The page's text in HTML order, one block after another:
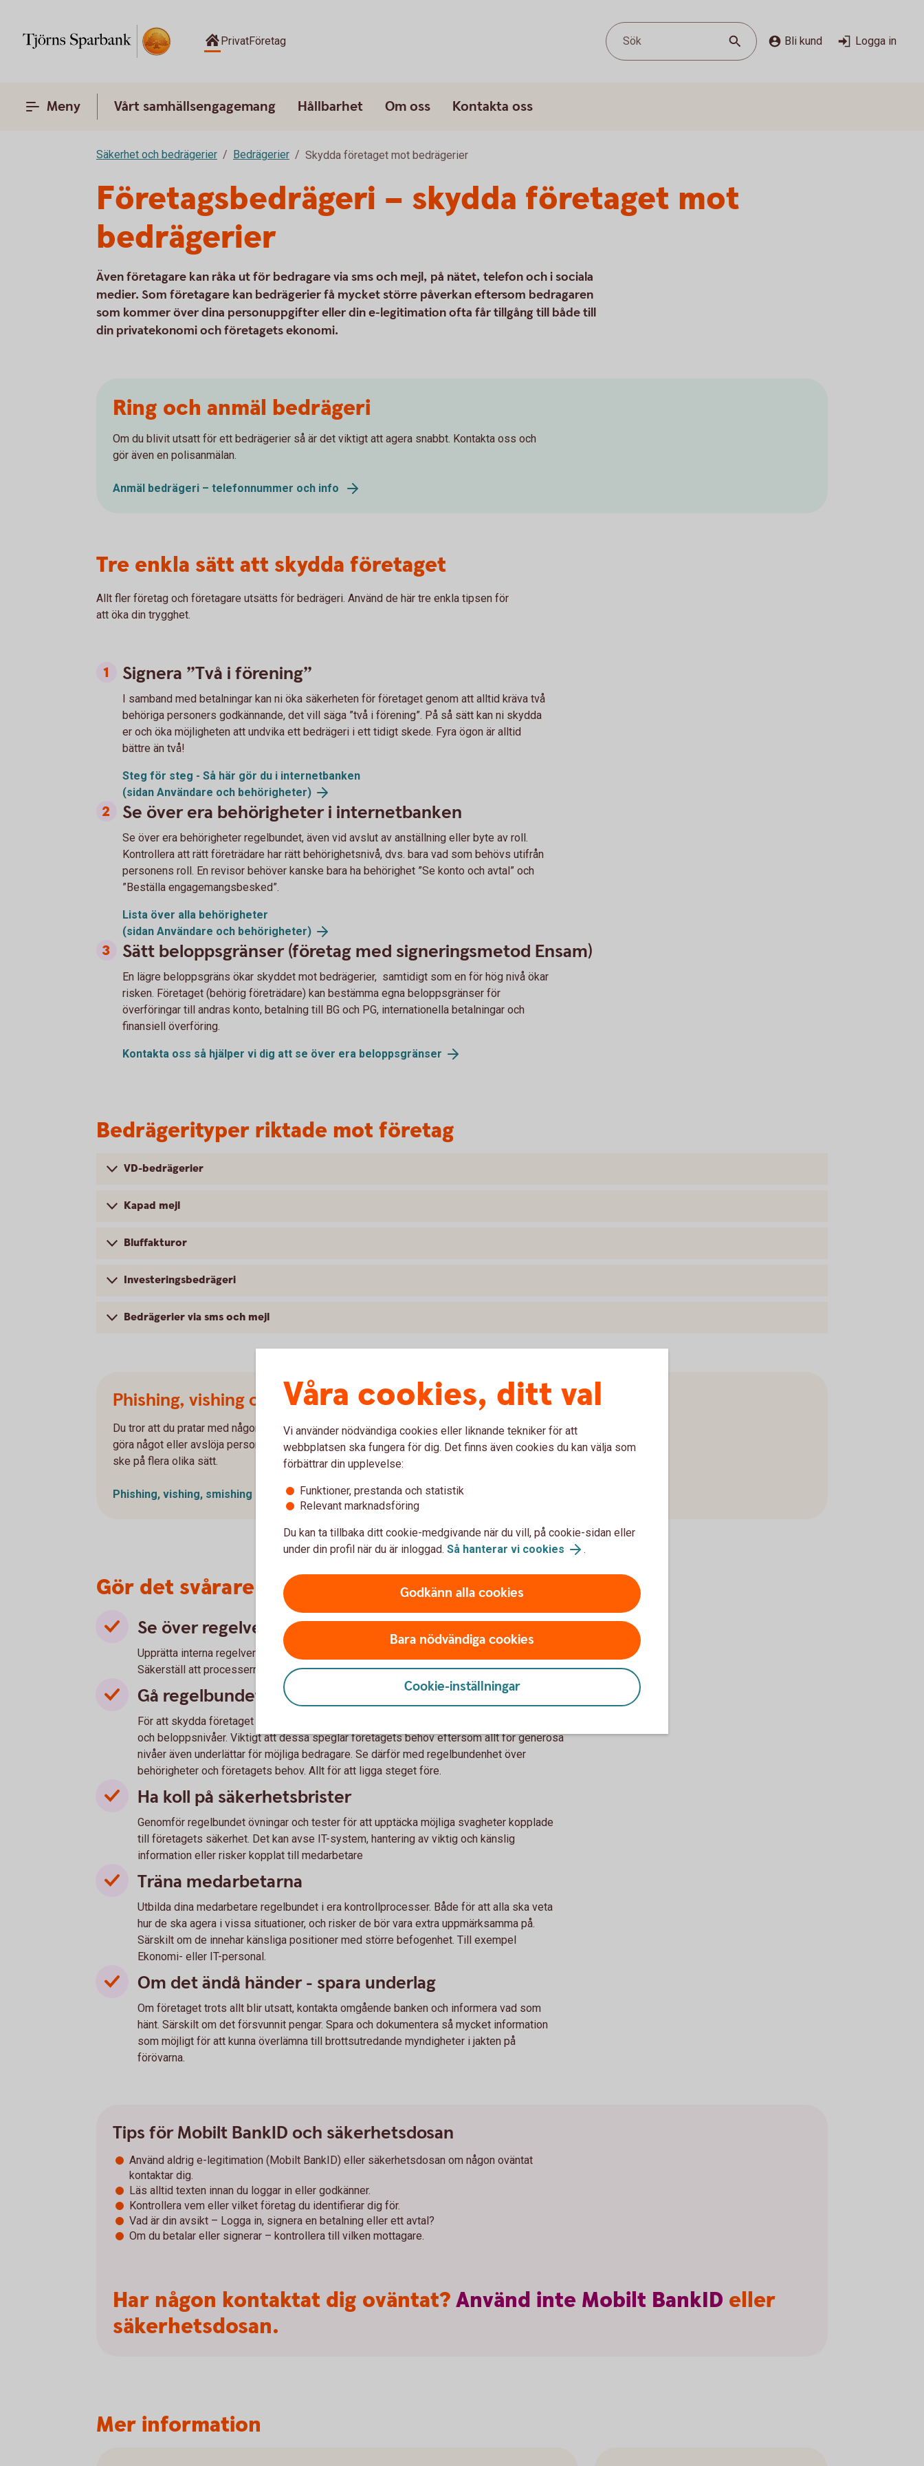
PrivatFöretag Sök Bli kund Logga in
Meny Vårt samhällsengagemang Hållbarhet Om oss Kontakta oss
Säkerhet och bedrägerier Bedrägerier Skydda företaget mot bedrägerier
Företagsbedrägeri – skydda företaget mot
bedrägerier
Även företagare kan råka ut för bedragare via sms och mejl, på nätet, telefon och i sociala
medier. Som företagare kan bedrägerier få mycket större påverkan eftersom bedragaren
som kommer över dina personuppgifter eller din e-legitimation ofta får tillgång till både till
din privatekonomi och företagets ekonomi.
Ring och anmäl bedrägeri
Om du blivit utsatt för ett bedrägerier så är det viktigt att agera snabbt. Kontakta oss och
gör även en polisanmälan.
Anmäl bedrägeri – telefonnummer och info
Tre enkla sätt att skydda företaget
Allt fler företag och företagare utsätts för bedrägeri. Använd de här tre enkla tipsen för
att öka din trygghet.
Signera ”Två i förening”
I samband med betalningar kan ni öka säkerheten för företaget genom att alltid kräva två
behöriga personers godkännande, det vill säga ”två i förening”. På så sätt kan ni skydda
er och öka möjligheten att undvika ett bedrägeri i ett tidigt skede. Fyra ögon är alltid
bättre än två!
Steg för steg - Så här gör du i internetbanken
(sidan Användare och behörigheter)
Se över era behörigheter i internetbanken
Se över era behörigheter regelbundet, även vid avslut av anställning eller byte av roll.
Kontrollera att rätt företrädare har rätt behörighetsnivå, dvs. bara vad som behövs utifrån
personens roll. En revisor behöver kanske bara ha behörighet ”Se konto och avtal” och
”Beställa engagemangsbesked”.
Lista över alla behörigheter
(sidan Användare och behörigheter)
Sätt beloppsgränser (företag med signeringsmetod Ensam)
En lägre beloppsgräns ökar skyddet mot bedrägerier, samtidigt som en för hög nivå ökar
risken. Företaget (behörig företrädare) kan bestämma egna beloppsgränser för
överföringar till andras konto, betalning till BG och PG, internationella betalningar och
finansiell överföring.
Kontakta oss så hjälper vi dig att se över era beloppsgränser
Bedrägerityper riktade mot företag
VD-bedrägerier
Kapad mejl
Bluffakturor
Investeringsbedrägeri
Bedrägerier via sms och mejl
Phishing, vishing och smishing
Du tror att du pratar med någon du känner eller ett välkänt företag. I stället blir du lurad att
göra något eller avslöja personlig information. Detta kallas för Social Engineering och kan
ske på flera olika sätt.
Phishing, vishing, smishing
Gör det svårare för bedragarna
Se över regelverk och kontrollprocesser
Upprätta interna regelverk och kontrollprocesser för att stärka företagets säkerhet.
Säkerställ att processerna efterlevs och gör regelbundna stickprov.
Gå regelbundet igenom behörigheter och behov
För att skydda företaget behövs en regelbunden översyn av både ekonomibehörigheter
och beloppsnivåer. Viktigt att dessa speglar företagets behov eftersom allt för generösa
nivåer även underlättar för möjliga bedragare. Se därför med regelbundenhet över
behörigheter och företagets behov. Allt för att ligga steget före.
Ha koll på säkerhetsbrister
Genomför regelbundet övningar och tester för att upptäcka möjliga svagheter kopplade
till företagets säkerhet. Det kan avse IT-system, hantering av viktig och känslig
information eller risker kopplat till medarbetare
Träna medarbetarna
Utbilda dina medarbetare regelbundet i era kontrollprocesser. Både för att alla ska veta
hur de ska agera i vissa situationer, och risker de bör vara extra uppmärksamma på.
Särskilt om de innehar känsliga positioner med större befogenhet. Till exempel
Ekonomi- eller IT-personal.
Om det ändå händer - spara underlag
Om företaget trots allt blir utsatt, kontakta omgående banken och informera vad som
hänt. Särskilt om det försvunnit pengar. Spara och dokumentera så mycket information
som möjligt för att kunna överlämna till brottsutredande myndigheter i jakten på
förövarna.
Tips för Mobilt BankID och säkerhetsdosan
Använd aldrig e-legitimation (Mobilt BankID) eller säkerhetsdosan om någon oväntat
kontaktar dig.
Läs alltid texten innan du loggar in eller godkänner.
Kontrollera vem eller vilket företag du identifierar dig för.
Vad är din avsikt – Logga in, signera en betalning eller ett avtal?
Om du betalar eller signerar – kontrollera till vilken mottagare.
Har någon kontaktat dig oväntat?Använd inte Mobilt BankID eller
säkerhetsdosan.
Mer information
Våra cookies, ditt val
Vi använder nödvändiga cookies eller liknande tekniker för att
webbplatsen ska fungera för dig. Det finns även cookies du kan välja som
förbättrar din upplevelse:
Funktioner, prestanda och statistik
Relevant marknadsföring
Du kan ta tillbaka ditt cookie-medgivande när du vill, på cookie-sidan eller
under din profil när du är inloggad. Så hanterar vi cookies .
Godkänn alla cookies
Bara nödvändiga cookies
Cookie-inställningar